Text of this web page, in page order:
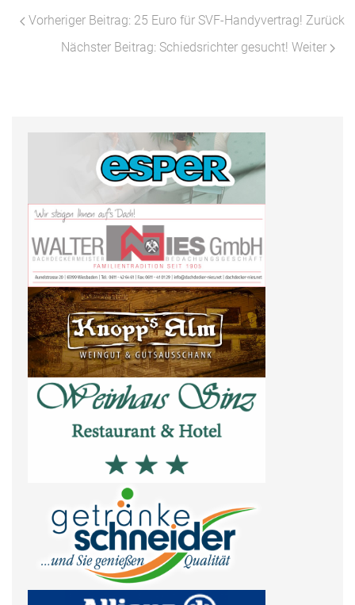
Vorheriger Beitrag: 25 Euro für SVF-Handyvertrag! Zurück
Nächster Beitrag: Schiedsrichter gesucht! Weiter